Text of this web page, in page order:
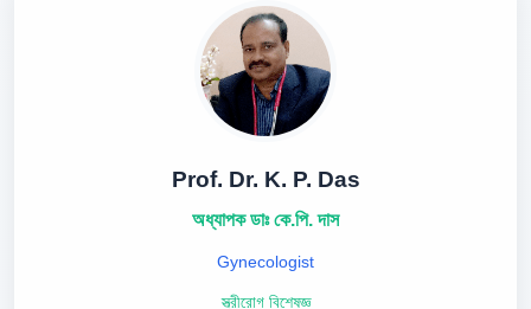
Prof. Dr. K. P. Das
অধ্যাপক ডাঃ কে.পি. দাস
Gynecologist
স্ত্রীরোগ বিশেষজ্ঞ